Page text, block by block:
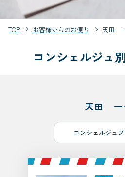
TOP お客様からのお便り 天田
コンシェルジュ
天田 一
コンシェルジュ